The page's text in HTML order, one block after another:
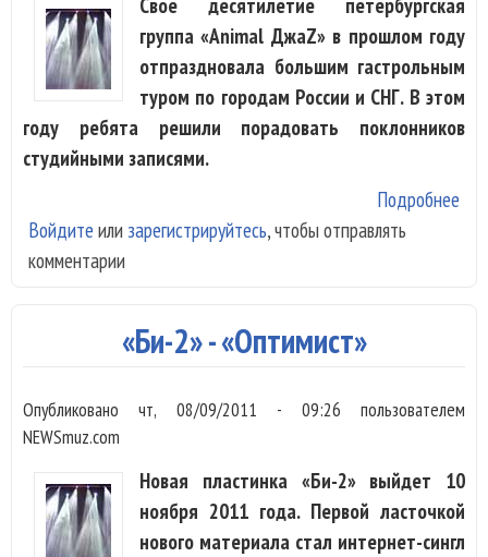
группа «Animal ДжаZ» в прошлом году
отпраздновала большим гастрольным
туром по городам России и СНГ. В этом
году ребята решили порадовать поклонников
студийными записями.
Подробнее
Войдите или зарегистрируйтесь, чтобы отправлять
комментарии
«Би-2» - «Оптимист»
Опубликованочт, 08/09/2011 - 09:26 пользователем
NEWSmuz.com
Новая пластинка «Би-2» выйдет 10
ноября 2011 года. Первой ласточкой
нового материала стал интернет-сингл